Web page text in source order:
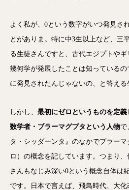
よく私が、0という数字がいつ発見さ
とがありま。特に中3生以上など、三
る生徒さんですと、古代エジプトや
幾何学が発展したことは知っている
に発見されたんじゃないの、と答える
しかし、 最初にゼロというものを定
数学者・ブラーマグプタという人物で
タ・シッダーンタ』のなかでブラー
ロ）の概念を記しています。つまり
さんもなじみ深い0という概念自体は
です。日本で言えば、飛鳥時代、大